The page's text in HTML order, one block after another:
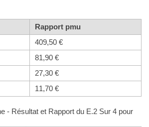
Rapport pmu
409,50 €
81,90 €
27,30 €
11,70 €
- Résultat et Rapport du E.2 Sur 4 pour